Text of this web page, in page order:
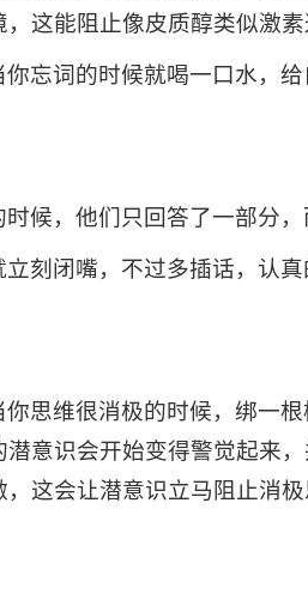
这能阻止像皮质醇类似激素
忘词的时候就喝一口水，
候，他们只回答了一部分，
刻闭嘴，不过多插话，认
思维很消极的时候，绑一
意识会开始变得警觉起来
这会让潜意识立马阻止消极